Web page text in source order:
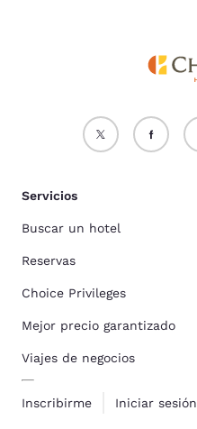
Servicios
Buscar un hotel
Reservas
Choice Privileges
Mejor precio garantizado
Viajes de negocios
Inscribirme Iniciar sesión